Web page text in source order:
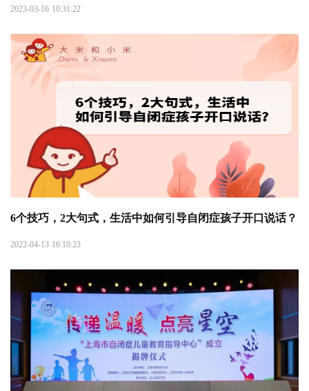
2023-03-16 10:31:22
6个技巧，2大句式，生活中如何引导自闭症孩子开口说话？
2022-04-13 16:10:23